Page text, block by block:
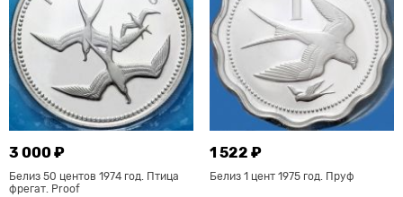
3 000 ₽
Белиз 50 центов 1974 год. Птица
фрегат. Proof
1 522 ₽
Белиз 1 цент 1975 год. Пруф